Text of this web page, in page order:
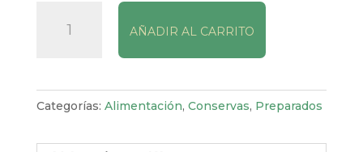
Gambas
AÑADIR AL CARRITO
Categorías: Alimentación, Conservas, Preparados